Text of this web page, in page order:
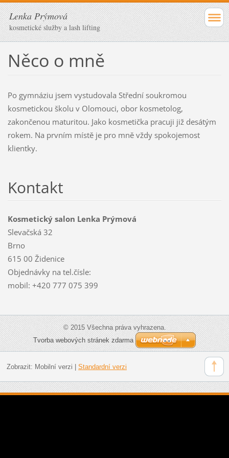
Lenka Prýmová
kosmetické služby a lash lifting
Něco o mně
Po gymnáziu jsem vystudovala Střední soukromou
kosmetickou školu v Olomouci, obor kosmetolog,
zakončenou maturitou. Jako kosmetička pracuji již desátým
rokem. Na prvním místě je pro mně vždy spokojemost
klientky.
Kontakt
Kosmetický salon Lenka Prýmová
Slevačská 32
Brno
615 00 Židenice
Objednávky na tel.čísle:
mobil: +420 777 075 399
© 2015 Všechna práva vyhrazena.
Tvorba webových stránek zdarma
Zobrazit: Mobilní verzi Standardní verzi